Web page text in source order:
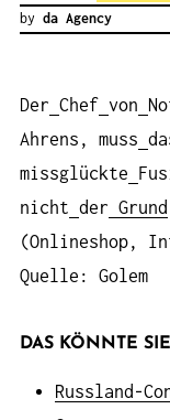
by da Agency
Der Chef von
Ahrens, muss
missglückte
nicht der Grund
(Onlineshop,
Quelle: Golem
DAS KÖNNTE
Russland-